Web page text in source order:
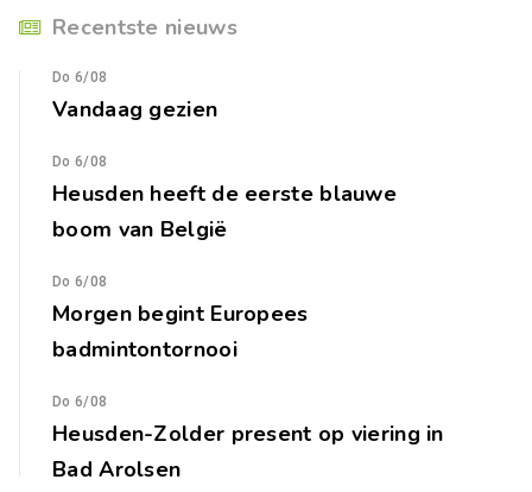
Recentste nieuws
Do 6/08
Vandaag gezien
Do 6/08
Heusden heeft de eerste blauwe
boom van België
Do 6/08
Morgen begint Europees
badmintontornooi
Do 6/08
Heusden-Zolder present op viering in
Bad Arolsen